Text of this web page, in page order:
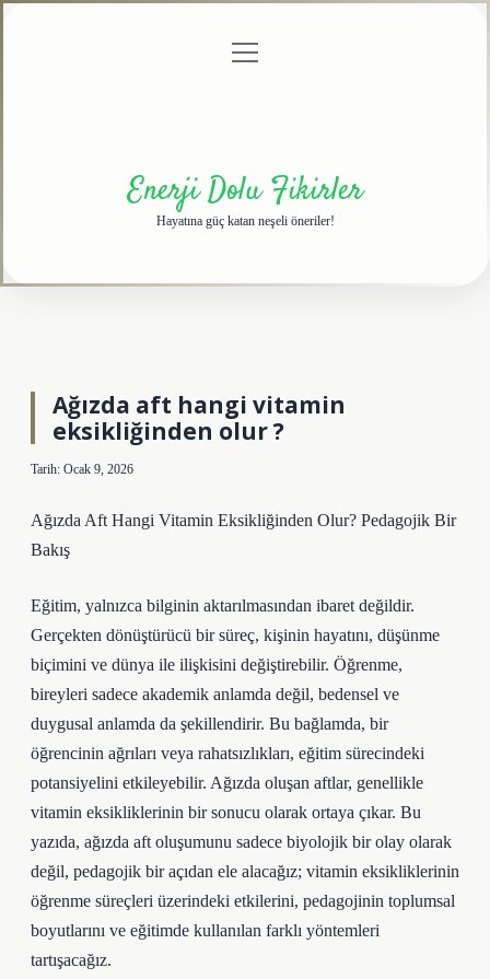
menüyü
Enerji Dolu Fikirler
Hayatına güç katan neşeli öneriler!
Ağızda aft hangi vitamin
eksikliğinden olur ?
Tarih: Ocak 9, 2026
Ağızda Aft Hangi Vitamin Eksikliğinden Olur? Pedagojik Bir
Bakış
Eğitim, yalnızca bilginin aktarılmasından ibaret değildir.
Gerçekten dönüştürücü bir süreç, kişinin hayatını, düşünme
biçimini ve dünya ile ilişkisini değiştirebilir. Öğrenme,
bireyleri sadece akademik anlamda değil, bedensel ve
duygusal anlamda da şekillendirir. Bu bağlamda, bir
öğrencinin ağrıları veya rahatsızlıkları, eğitim sürecindeki
potansiyelini etkileyebilir. Ağızda oluşan aftlar, genellikle
vitamin eksikliklerinin bir sonucu olarak ortaya çıkar. Bu
yazıda, ağızda aft oluşumunu sadece biyolojik bir olay olarak
değil, pedagojik bir açıdan ele alacağız; vitamin eksikliklerinin
öğrenme süreçleri üzerindeki etkilerini, pedagojinin toplumsal
boyutlarını ve eğitimde kullanılan farklı yöntemleri
tartışacağız.